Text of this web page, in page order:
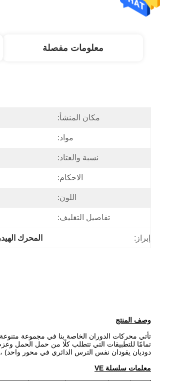
معلومات مفصلة
مكان المنشأ:
مواد:
نسبة والعتاد:
الاحكام:
اللون:
تفاصيل التغليف:
إبراز: المحرك
وصف المنتج
تمامًا للتطبيقات التي تتطلب كلًا من حمل الحمل
دوديان يقودان نفس الترس الدائري في محور واحد) ،
معلمات سلسلة VE